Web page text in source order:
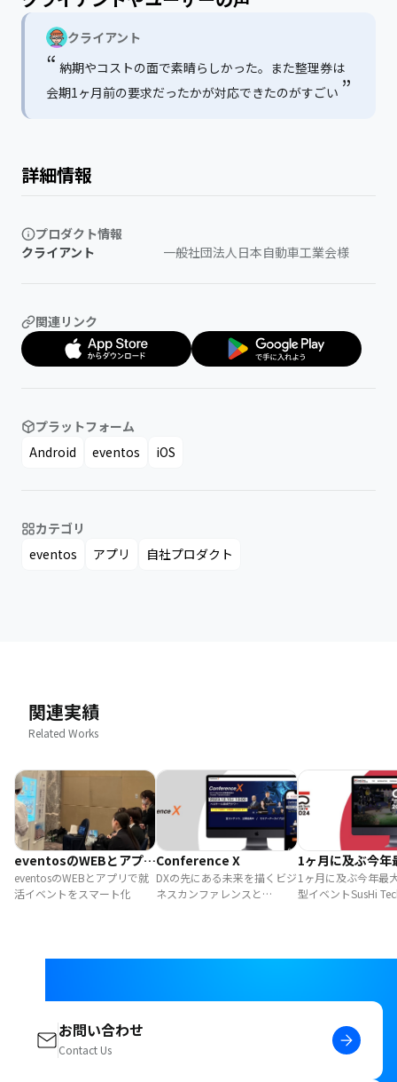
クライアント
“ 納期やコストの面で素晴らしかった。また整理券は
会期1ヶ月前の要求だったかが対応できたのがすごい ”
詳細情報
プロダクト情報
クライアント
一般社団法人日本自動車工業会様
関連リンク
プラットフォーム
Android
eventos iOS
カテゴリ
eventos
アプリ 自社プロダクト
関連実績
Related Works
eventosのWEBとアプリ
で就活イベントをスマー
ト化
eventosのWEBとアプリで就
活イベントをスマート化
Conference X
DXの先にある未来を描くビジ
ネスカンファレンスと
1ヶ月に及ぶ今年
の大型イベント
Tech Tokyo
1ヶ月に及ぶ今年最
型イベントSusHi
お問い合わせ
Contact Us